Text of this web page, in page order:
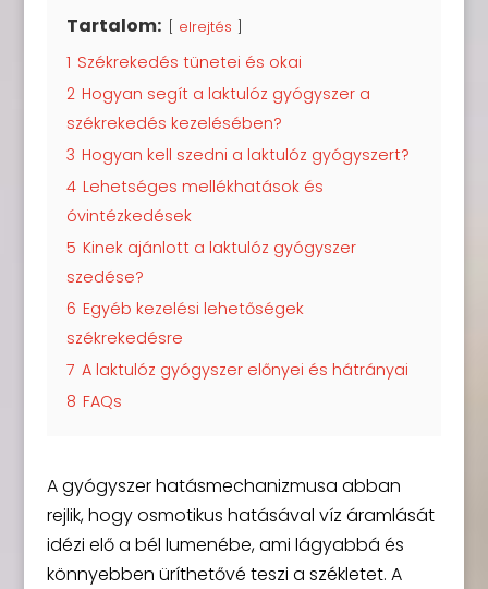
Tartalom: elrejtés
1 Székrekedés tünetei és okai
2 Hogyan segít a laktulóz gyógyszer a
székrekedés kezelésében?
3 Hogyan kell szedni a laktulóz gyógyszert?
4 Lehetséges mellékhatások és
óvintézkedések
5 Kinek ajánlott a laktulóz gyógyszer
szedése?
6 Egyéb kezelési lehetőségek
székrekedésre
7 A laktulóz gyógyszer előnyei és hátrányai
8 FAQs
A gyógyszer hatásmechanizmusa abban
rejlik, hogy osmotikus hatásával víz áramlását
idézi elő a bél lumenébe, ami lágyabbá és
könnyebben üríthetővé teszi a székletet. A